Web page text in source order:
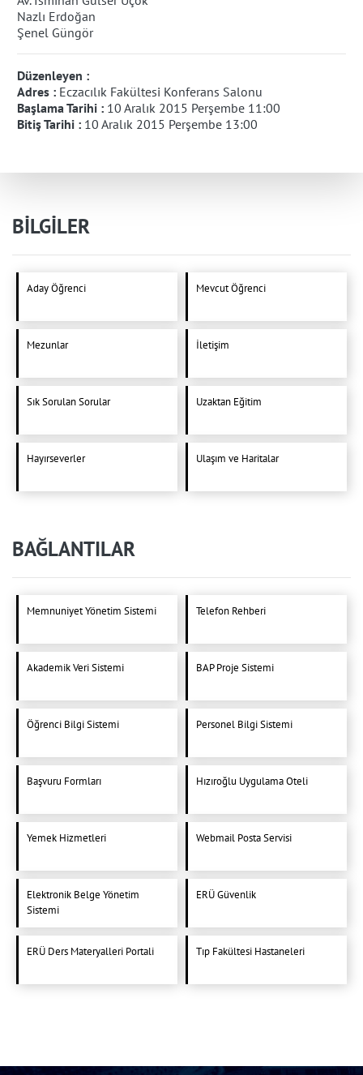
Nazlı Erdoğan
Şenel Güngör
Düzenleyen :
Adres : Eczacılık Fakültesi Konferans Salonu
Başlama Tarihi : 10 Aralık 2015 Perşembe 11:00
Bitiş Tarihi : 10 Aralık 2015 Perşembe 13:00
BİLGİLER
Aday Öğrenci Mevcut Öğrenci
Mezunlar İletişim
Sık Sorulan Sorular Uzaktan Eğitim
Hayırseverler Ulaşım ve Haritalar
BAĞLANTILAR
Memnuniyet Yönetim Sistemi Telefon Rehberi
Akademik Veri Sistemi BAP Proje Sistemi
Öğrenci Bilgi Sistemi Personel Bilgi Sistemi
Başvuru Formları Hızıroğlu Uygulama Oteli
Yemek Hizmetleri Webmail Posta Servisi
Elektronik Belge Yönetim
Sistemi
ERÜ Güvenlik
ERÜ Ders Materyalleri Portali Tıp Fakültesi Hastaneleri